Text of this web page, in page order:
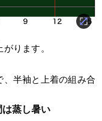
ります。
、半袖と上着の組み合
は蒸し暑い